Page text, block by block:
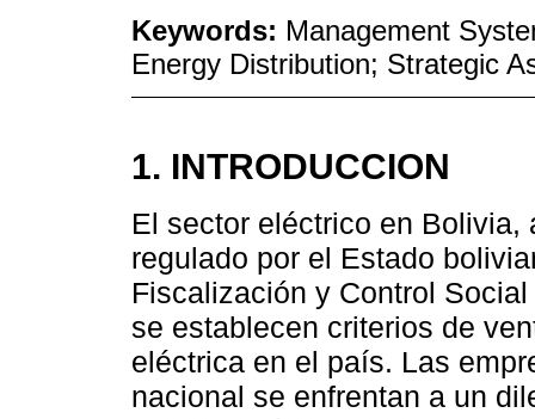
Keywords: Management
Energy Distribution; Strategic
1. INTRODUCCION
El sector eléctrico en
regulado por el Estado
Fiscalización y Control
se establecen criterios de
eléctrica en el país. Las
nacional se enfrentan a un